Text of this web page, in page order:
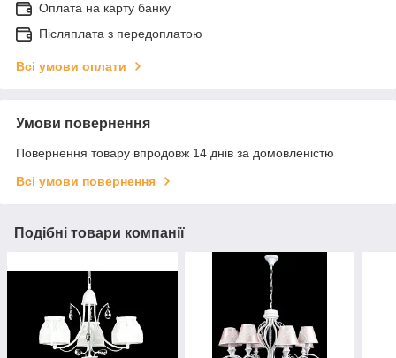
Оплата на карту банку
Післяплата з передоплатою
Всі умови оплати
Умови повернення
Повернення товару впродовж 14 днів за домовленістю
Всі умови повернення
Подібні товари компанії